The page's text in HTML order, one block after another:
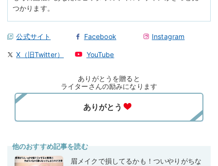
つかります。
公式サイト Facebook Instagram
X（旧Twitter） YouTube
ありがとうを贈ると
ライターさんの励みになります
他のおすすめ記事を読む
眉メイクで損してるかも！ついやりがちな